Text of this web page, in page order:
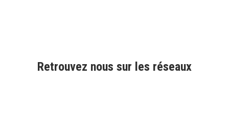
Retrouvez nous sur les réseaux